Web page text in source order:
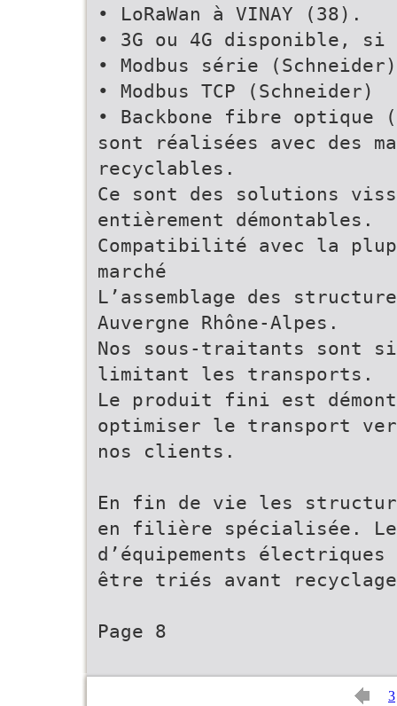
• LoRaWan à VINAY (38).
• 3G ou 4G disponible, si
• Modbus série (Schneider)
• Modbus TCP (Schneider)
• Backbone fibre
sont réalisées avec des
recyclables.
Ce sont des solutions
entièrement démontables.
Compatibilité avec la
marché
L’assemblage des
Auvergne Rhône-Alpes.
Nos sous-traitants sont
limitant les transports.
Le produit fini est
optimiser le transport
nos clients.
En fin de vie les
en filière spécialisée.
d’équipements
être triés avant
Page 8
3